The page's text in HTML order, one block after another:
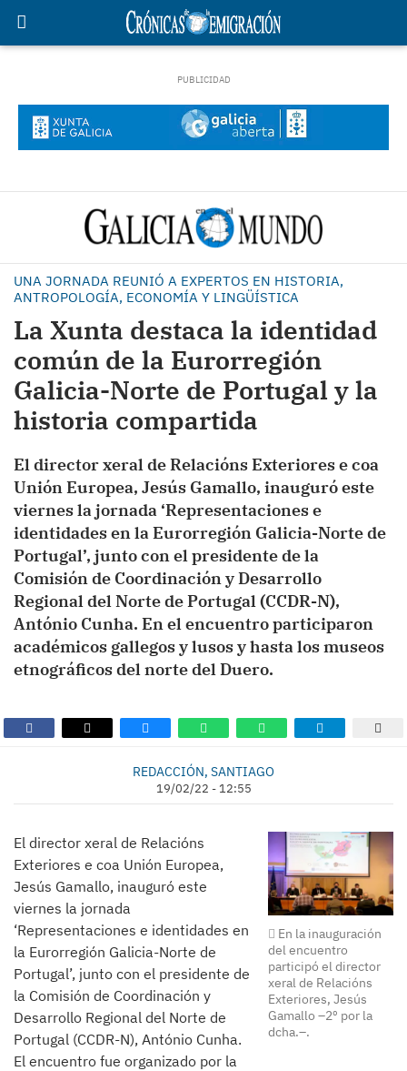
UNA JORNADA REUNIÓ A EXPERTOS EN HISTORIA,
ANTROPOLOGÍA, ECONOMÍA Y LINGÜÍSTICA
La Xunta destaca la identidad
común de la Eurorregión
Galicia-Norte de Portugal y la
historia compartida
El director xeral de Relacións Exteriores e coa
Unión Europea, Jesús Gamallo, inauguró este
viernes la jornada ‘Representaciones e
identidades en la Eurorregión Galicia-Norte de
Portugal’, junto con el presidente de la
Comisión de Coordinación y Desarrollo
Regional del Norte de Portugal (CCDR-N),
António Cunha. En el encuentro participaron
académicos gallegos y lusos y hasta los museos
etnográficos del norte del Duero.
REDACCIÓN, SANTIAGO
19/02/22 - 12:55
En la inauguración
del encuentro
participó el director
xeral de Relacións
Exteriores, Jesús
Gamallo –2º por la
dcha.–.
El director xeral de Relacións
Exteriores e coa Unión Europea,
Jesús Gamallo, inauguró este
viernes la jornada
‘Representaciones e identidades en
la Eurorregión Galicia-Norte de
Portugal’, junto con el presidente de
la Comisión de Coordinación y
Desarrollo Regional del Norte de
Portugal (CCDR-N), António Cunha.
El encuentro fue organizado por la